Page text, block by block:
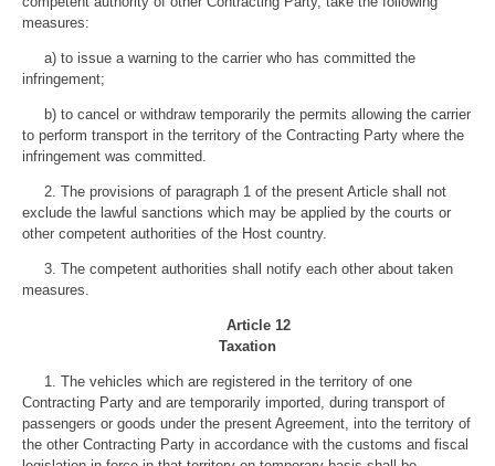
measures:
a) to issue a warning to the carrier who has committed the
infringement;
b) to cancel or withdraw temporarily the permits allowing the carrier
to perform transport in the territory of the Contracting Party where the
infringement was committed.
2. The provisions of paragraph 1 of the present Article shall not
exclude the lawful sanctions which may be applied by the courts or
other competent authorities of the Host country.
3. The competent authorities shall notify each other about taken
measures.
Article 12
Taxation
1. The vehicles which are registered in the territory of one
Contracting Party and are temporarily imported, during transport of
passengers or goods under the present Agreement, into the territory of
the other Contracting Party in accordance with the customs and fiscal